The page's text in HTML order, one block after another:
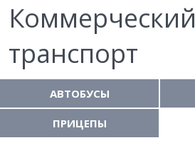
Коммерческий
транспорт
АВТОБУСЫ
ПРИЦЕПЫ